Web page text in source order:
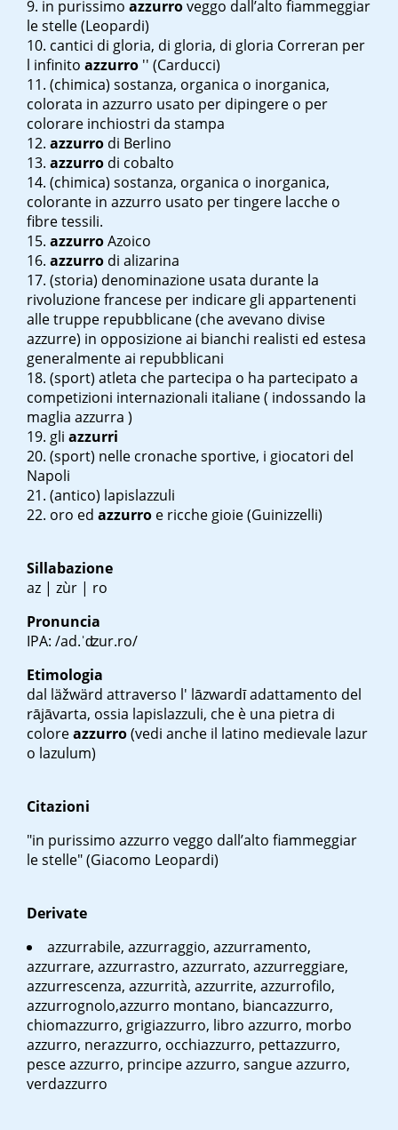
in purissimo azzurroveggo dall’alto fiammeggiar
le stelle(Leopardi)
cantici di gloria, di gloria, di gloria Correran per
l infinito azzurro '' (Carducci)
(chimica) sostanza, organica o inorganica,
colorata in azzurro usato per dipingere o per
colorare inchiostri da stampa
azzurro di Berlino
azzurro di cobalto
(chimica) sostanza, organica o inorganica,
colorante in azzurro usato per tingere lacche o
fibre tessili.
azzurroAzoico
azzurro di alizarina
(storia) denominazione usata durante la
rivoluzione francese per indicare gli appartenenti
alle truppe repubblicane (che avevano divise
azzurre) in opposizione ai bianchi realisti ed estesa
generalmente ai repubblicani
(sport) atleta che partecipa o ha partecipato a
competizioni internazionali italiane ( indossando la
maglia azzurra )
gli azzurri
(sport) nelle cronache sportive, i giocatori del
Napoli
(antico) lapislazzuli
oro ed azzurro e ricche gioie(Guinizzelli)
Sillabazione
az | zùr | ro
Pronuncia
IPA: /ad.ˈʣur.ro/
Etimologia
dal läžwärd attraverso l' lāzwardīadattamento del
rājāvarta, ossia lapislazzuli, che è una pietra di
coloreazzurro(vedi anche il latino medievale lazur
o lazulum)
Citazioni
"in purissimo azzurro veggo dall’alto fiammeggiar
le stelle" (Giacomo Leopardi)
Derivate
azzurrabile, azzurraggio, azzurramento,
azzurrare, azzurrastro, azzurrato, azzurreggiare,
azzurrescenza, azzurrità, azzurrite, azzurrofilo,
azzurrognolo,azzurro montano, biancazzurro,
chiomazzurro, grigiazzurro, libro azzurro, morbo
azzurro, nerazzurro, occhiazzurro, pettazzurro,
pesce azzurro, principe azzurro, sangue azzurro,
verdazzurro